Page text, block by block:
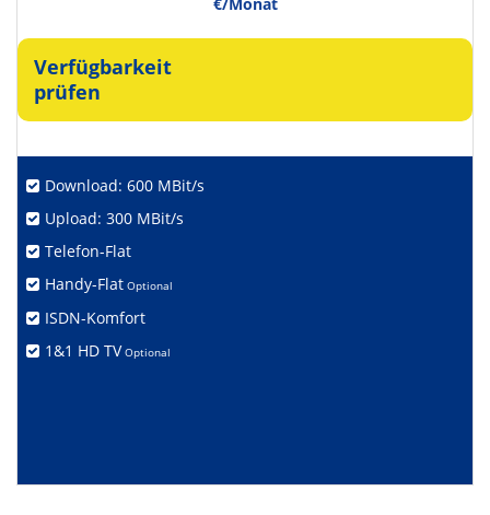
Verfügbarkeit
prüfen
Download: 600 MBit/s
Upload: 300 MBit/s
Telefon-Flat
Handy-Flat Optional
ISDN-Komfort
1&1 HD TV Optional